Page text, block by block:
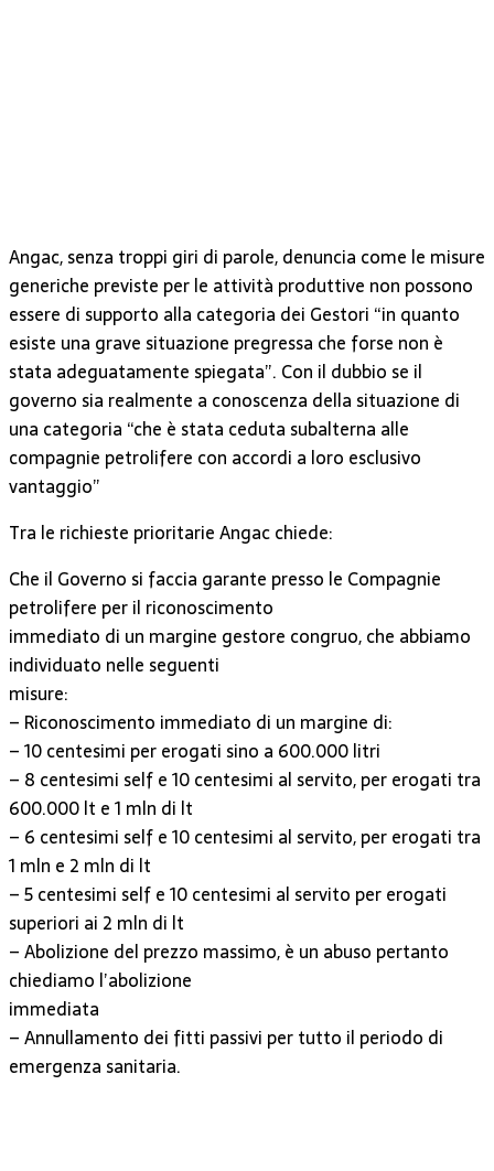
Angac, senza troppi giri di parole, denuncia come le misure
generiche previste per le attività produttive non possono
essere di supporto alla categoria dei Gestori “in quanto
esiste una grave situazione pregressa che forse non è
stata adeguatamente spiegata”. Con il dubbio se il
governo sia realmente a conoscenza della situazione di
una categoria “che è stata ceduta subalterna alle
compagnie petrolifere con accordi a loro esclusivo
vantaggio”
Tra le richieste prioritarie Angac chiede:
Che il Governo si faccia garante presso le Compagnie
petrolifere per il riconoscimento
immediato di un margine gestore congruo, che abbiamo
individuato nelle seguenti
misure:
– Riconoscimento immediato di un margine di:
– 10 centesimi per erogati sino a 600.000 litri
– 8 centesimi self e 10 centesimi al servito, per erogati tra
600.000 lt e 1 mln di lt
– 6 centesimi self e 10 centesimi al servito, per erogati tra
1 mln e 2 mln di lt
– 5 centesimi self e 10 centesimi al servito per erogati
superiori ai 2 mln di lt
– Abolizione del prezzo massimo, è un abuso pertanto
chiediamo l’abolizione
immediata
– Annullamento dei fitti passivi per tutto il periodo di
emergenza sanitaria.